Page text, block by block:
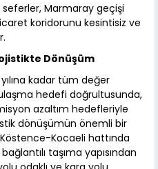
Marmaray geçişi
koridorunu kesintisiz ve
Dönüşüm
kadar tüm değer
hedefi doğrultusunda,
azaltım hedefleriyle
dönüşümün önemli bir
Kocaeli hattında
taşıma yapısından